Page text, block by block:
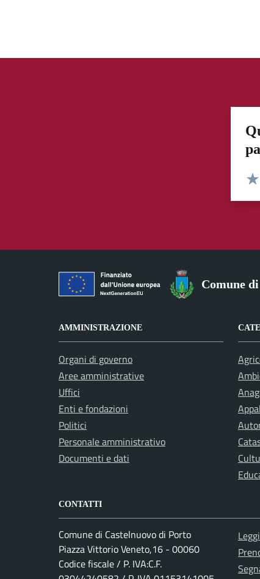
Comune
AMMINISTRAZIONE
Organi di governo
Aree amministrative
Uffici
Enti e fondazioni
Politici
Personale amministrativo
Documenti e dati
CONTATTI
Comune di Castelnuovo di Porto
Piazza Vittorio Veneto,16 - 00060
Codice fiscale / P. IVA:C.F.